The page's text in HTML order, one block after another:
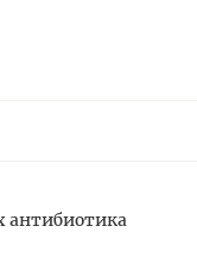
антибиотика